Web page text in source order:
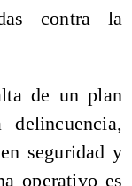
contra la
de un plan
seguridad y
operativo es